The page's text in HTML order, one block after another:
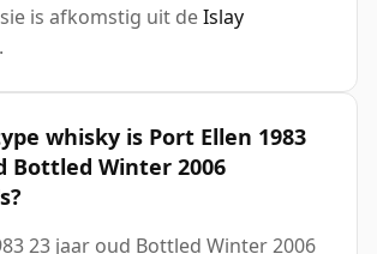
is afkomstig uit deIslay
whisky is Port Ellen 1983
Bottled Winter 2006
23 jaar oud Bottled Winter 2006